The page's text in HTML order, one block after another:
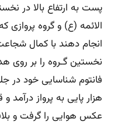
پست به ارتفاع بالا در
‌الائمه (ع) و گروه پروازی
انجام دهند با كمال
نخستین گـروه را بر روی
فانتوم شناسایی خود در
هزار پایی به پرواز درآمد
عكس هوایی را گرفت و